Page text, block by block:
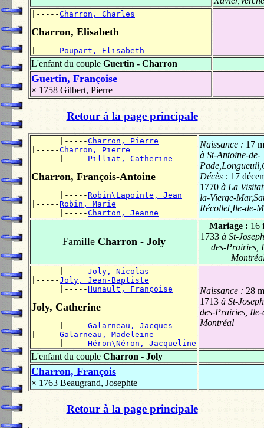
|-----Charron, Charles
Charron, Elisabeth
|----- Poupart, Elisabeth
L'enfant du couple Guertin - Charron
Guertin, Françoise
× 1758 Gilbert, Pierre
Retour à la page principale
      |-----
Charron, Pierre
|-----Charron, Pierre
      |-----
Pilliat, Catherine
Charron, François-Antoine
      |-----
Robin\Lapointe, Jean
|-----Robin, Marie
      |-----
Charton, Jeanne
Naissance : 17
à St-Antoine-de-
Décès : 17
1770 à La
la-Vierge-
Récollet,Ile-de-
FamilleCharron - Joly
Mariage : 16
1733à St-
des-Prairies,
      |-----
Joly, Nicolas
|-----Joly, Jean-Baptiste
      |-----
Hunault, Françoise
Joly, Catherine
      |-----
Galarneau, Jacques
|-----Galarneau, Madeleine
      |-----
Héron\Néron, Jacqueline
Naissance : 28
1713 à St-
des-Prairies, Ile-
Montréal
L'enfant du couple Charron - Joly
Charron, François
× 1763 Beaugrand, Josephte
Retour à la page principale